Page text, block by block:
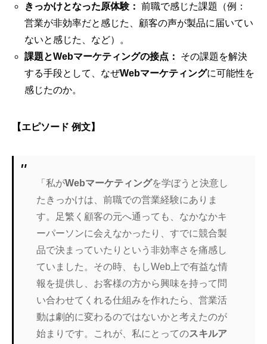
きっかけとなった原体験： 前職で感じた課題（例：
営業が非効率だと感じた、顧客の声が製品に届いてい
ないと感じた、など）。
課題とWebマーケティングの接点：
その課題を解決
する手段として、なぜWebマーケティングに可能性を
感じたのか。
【エピソード 例文】
「私がWebマーケティングを学ぼうと決意し
たきっかけは、前職での営業経験にありま
す。足繁く顧客の元へ通っても、なかなかキ
ーパーソンに会えなかったり、すでに競合製
品で決まっていたりという非効率さを痛感し
ていました。その時、もしWeb上で有益な情
報を提供し、お客様の方から興味を持って問
い合わせてくれる仕組みを作れたら、営業活
動は劇的に変わるのではないかと考えたのが
始まりです。これが、私にとってのスキルア